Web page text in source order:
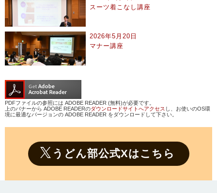
スーツ着こなし講座
2026年5月20日
マナー講座
PDFファイルの参照には ADOBE READER (無料)が必要です。
上のバナーから ADOBE READERのダウンロードサイトへアクセス し、お使いのOS環
境に最適なバージョンの ADOBE READER をダウンロードして下さい。
うどん部公式Xはこちら